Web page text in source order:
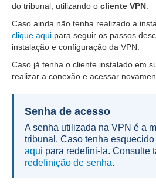
Desembargadores
Seções Especializadas
Turmas
Varas do Trabalho
Juízes Substitutos
Diretores
do tribunal, utilizando o cliente VPN.
Caso ainda não tenha realizado a
clique aqui para seguir os passos
instalação e configuração da VPN.
Caso já tenha o cliente instalado em
realizar a conexão e acessar
Senha de acesso
A senha utilizada na VPN é a
tribunal. Caso tenha
aqui para redefini-la. Consulte
redefinição de senha.